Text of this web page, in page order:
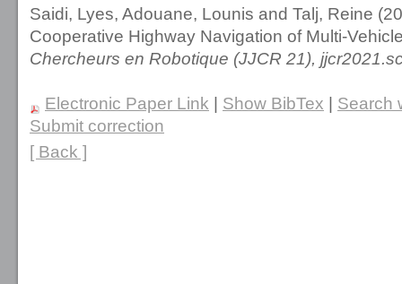
Saidi, Lyes, Adouane, Lounis and Talj, Reine
Cooperative Highway Navigation of Multi-
Chercheurs en Robotique (JJCR 21),
Electronic Paper Link | Show BibTex | Search
Submit correction
[ Back ]